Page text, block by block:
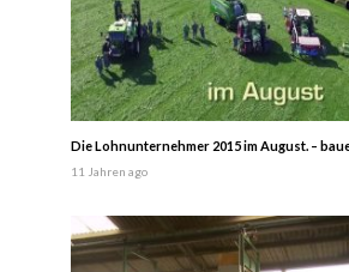
Die Lohnunternehmer 2015 im August. –
11 Jahren ago